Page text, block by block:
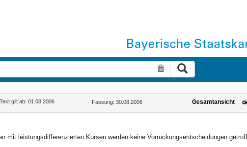
Suche zurücksetzen
Text gilt ab: 01.08.2006 Fassung: 30.08.2006 Gesamtansicht
mit leistungsdifferenzierten Kursen werden keine Vorrückungsentscheidungen